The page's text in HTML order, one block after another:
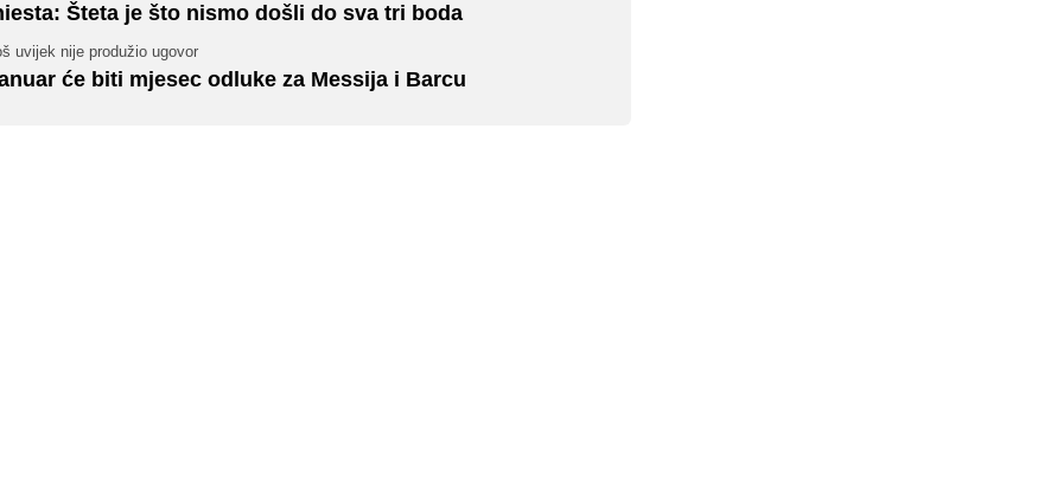
Šteta je što nismo došli do sva tri boda
uvijek nije produžio ugovor
će biti mjesec odluke za Messija i Barcu